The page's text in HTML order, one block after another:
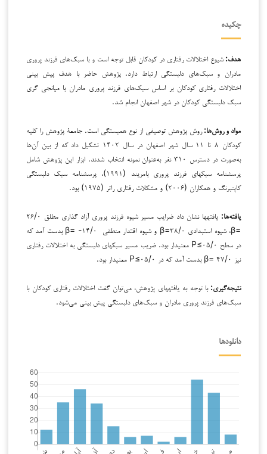
چکیده
هدف: شیوع اختلالات رفتاری در کودکان قابل توجه است و با سبک‌های فرزند پروری
مادران و سبک‌های دلبستگی ارتباط دارد. پژوهش حاضر با هدف پیش بینی
اختلالات رفتاری کودکان بر اساس سبک‌های فرزند پروری مادران با میانجی گری
سبک دلبستگی کودکان در شهر اصفهان انجام شد.
مواد و روش‌ها:روش پژوهش توصیفی از نوع همبستگی است. جامعۀ پژوهش را کلیه
کودکان ۸ تا ۱۱ سال شهر اصفهان در سال ۱۴۰۲ تشکیل داد که از بین آن‌ها
به‌صورت در دسترس ۳۱۰ نفر به‌عنوان نمونه انتخاب شدند. ابزار این پژوهش شامل
پرسشنامه سبک­های فرزند پروری بامریند (۱۹۹۱)، پرسشنامه سبک دلبستگی
کاپنبرنگ و همکاران (۲۰۰۶) و مشکلات رفتاری راتر (۱۹۷۵) بود.
یافته‌ها:
یافته­ها نشان داد ضرایب مسیر شیوه فرزند پروری آزاد گذاری مطلق ۲۶/۰
=β، شیوه استبدادی ۳۸/۰=β و شیوه اقتدار منطقی ۱۴/۰- =β بدست آمد که
در سطح ۰۵/۰≥P معنی­دار بود. ضریب مسیر سبک­های دلبستگی به اختلالات رفتاری
نیز ۴۷/۰ =β بدست آمد که در ۰۵/۰≥P معنی­دار بود.
نتیجه‌گیری:با توجه به یافته‏های پژوهش، می‌توان گفت اختلالات رفتاری کودکان با
سبک‌های فرزند پروری مادران و سبک‌های دلبستگی پیش بینی می‌شود.
دانلودها